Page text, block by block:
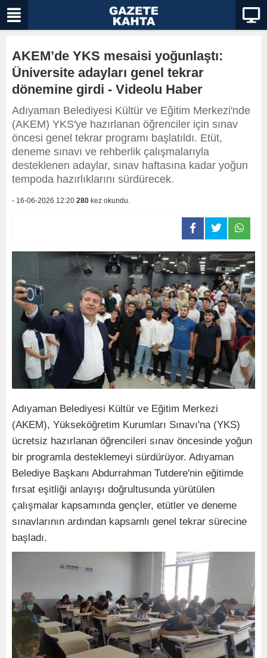
AKEM’de YKS mesaisi yoğunlaştı:
Üniversite adayları genel tekrar
dönemine girdi - Videolu Haber
Adıyaman Belediyesi Kültür ve Eğitim Merkezi'nde
(AKEM) YKS'ye hazırlanan öğrenciler için sınav
öncesi genel tekrar programı başlatıldı. Etüt,
deneme sınavı ve rehberlik çalışmalarıyla
desteklenen adaylar, sınav haftasına kadar yoğun
tempoda hazırlıklarını sürdürecek.
- 16-06-2026 12:20 280 kez okundu.
Adıyaman Belediyesi Kültür ve Eğitim Merkezi
(AKEM), Yükseköğretim Kurumları Sınavı'na (YKS)
ücretsiz hazırlanan öğrencileri sınav öncesinde yoğun
bir programla desteklemeyi sürdürüyor. Adıyaman
Belediye Başkanı Abdurrahman Tutdere'nin eğitimde
fırsat eşitliği anlayışı doğrultusunda yürütülen
çalışmalar kapsamında gençler, etütler ve deneme
sınavlarının ardından kapsamlı genel tekrar sürecine
başladı.